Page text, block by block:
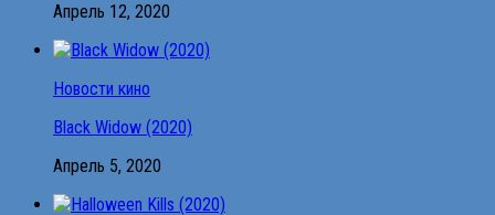
Апрель 12, 2020
Новости кино
Black Widow (2020)
Апрель 5, 2020